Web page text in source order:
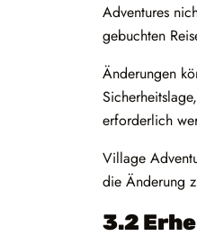
Adventures
gebuchten
Änderungen
erforderlich
Village
die Änderung
3.2